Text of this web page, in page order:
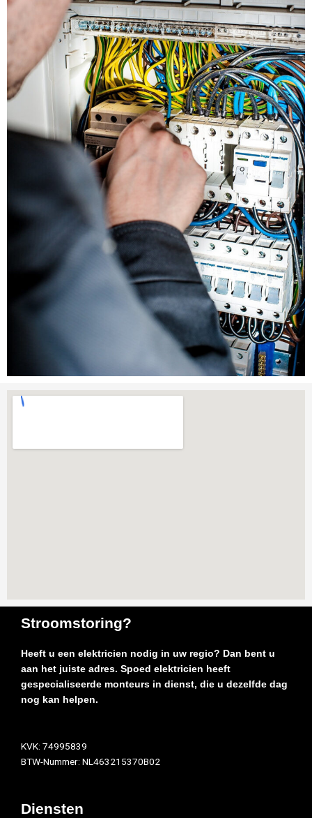
Stroomstoring?
Heeft u een elektricien nodig in uw regio? Dan bent u
aan het juiste adres. Spoed elektricien heeft
gespecialiseerde monteurs in dienst, die u dezelfde dag
nog kan helpen.
KVK: 74995839
BTW-Nummer: NL463215370B02
Diensten